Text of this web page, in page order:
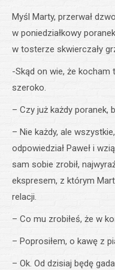
Myśl Marty, przerwał
w poniedziałkowy
w tosterze skwierczały
-Skąd on wie, że kocham
szeroko.
– Czy już każdy poranek,
– Nie każdy, ale
odpowiedział Paweł i
sam sobie zrobił,
ekspresem, z którym
relacji.
– Co mu zrobiłeś, że w
– Poprosiłem, o kawę z
– Ok. Od dzisiaj będę